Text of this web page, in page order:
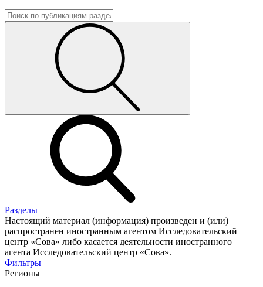
Разделы
Настоящий материал (информация) произведен и (или)
распространен иностранным агентом Исследовательский
центр «Сова» либо касается деятельности иностранного
агента Исследовательский центр «Сова».
Фильтры
Регионы